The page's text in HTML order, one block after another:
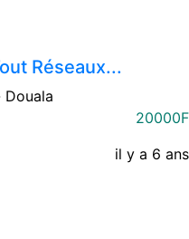
Réseaux...
Douala
20000F
il y a 6 ans